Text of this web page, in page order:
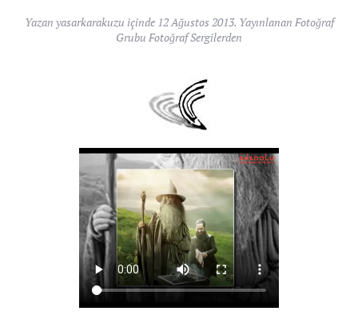
Yazan yasarkarakuzu içinde 12 Ağustos 2013. Yayınlanan Fotoğraf
Grubu Fotoğraf Sergilerden